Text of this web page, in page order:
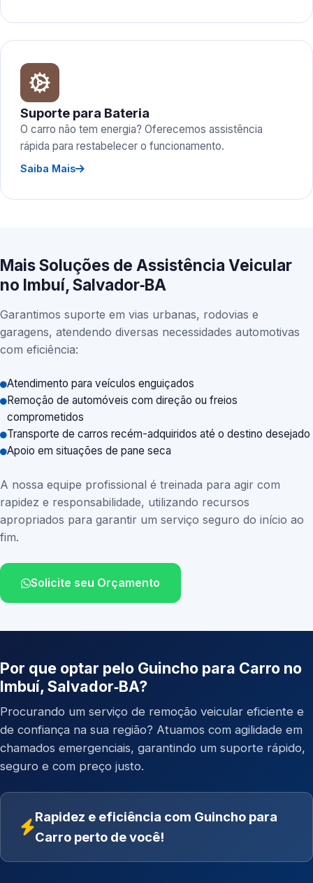
Suporte para Bateria
O carro não tem energia? Oferecemos assistência
rápida para restabelecer o funcionamento.
Saiba Mais
Mais Soluções de Assistência Veicular
no Imbuí, Salvador‑BA
Garantimos suporte em vias urbanas, rodovias e
garagens, atendendo diversas necessidades automotivas
com eficiência:
Atendimento para veículos enguiçados
Remoção de automóveis com direção ou freios
comprometidos
Transporte de carros recém-adquiridos até o destino desejado
Apoio em situações de pane seca
A nossa equipe profissional é treinada para agir com
rapidez e responsabilidade, utilizando recursos
apropriados para garantir um serviço seguro do início ao
fim.
Solicite seu Orçamento
Por que optar pelo Guincho para Carro no
Imbuí, Salvador‑BA?
Procurando um serviço de remoção veicular eficiente e
de confiança na sua região? Atuamos com agilidade em
chamados emergenciais, garantindo um suporte rápido,
seguro e com preço justo.
Rapidez e eficiência com Guincho para
Carro perto de você!